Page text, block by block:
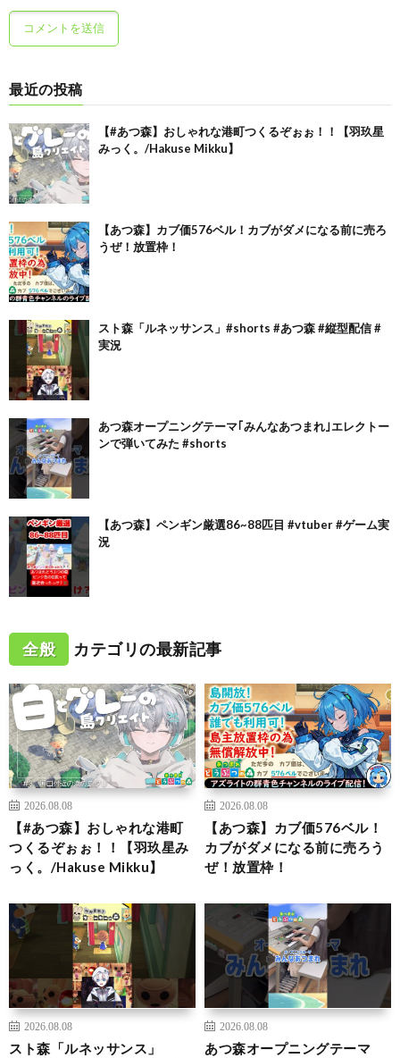
最近の投稿
【#あつ森】おしゃれな港町つくるぞぉぉ！！【羽玖星
みっく。/Hakuse Mikku】
【あつ森】カブ価576ベル！カブがダメになる前に売ろ
うぜ！放置枠！
スト森「ルネッサンス」#shorts #あつ森 #縦型配信 #
実況
あつ森オープニングテーマ｢みんなあつまれ｣エレクトー
ンで弾いてみた #shorts
【あつ森】ペンギン厳選86~88匹目 #vtuber #ゲーム実
況
全般 カテゴリの最新記事
2026.08.08
【#あつ森】おしゃれな港町
つくるぞぉぉ！！【羽玖星み
っく。/Hakuse Mikku】
2026.08.08
【あつ森】カブ価576ベル！
カブがダメになる前に売ろう
ぜ！放置枠！
2026.08.08
スト森「ルネッサンス」
2026.08.08
あつ森オープニングテーマ